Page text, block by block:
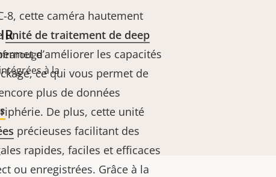
8, cette caméra hautement
unité de traitement de deep
d’améliorer les capacités
ce qui vous permet de
plus de données
De plus, cette unité
précieuses facilitant des
rapides, faciles et efficaces
ou enregistrées. Grâce à la
à la